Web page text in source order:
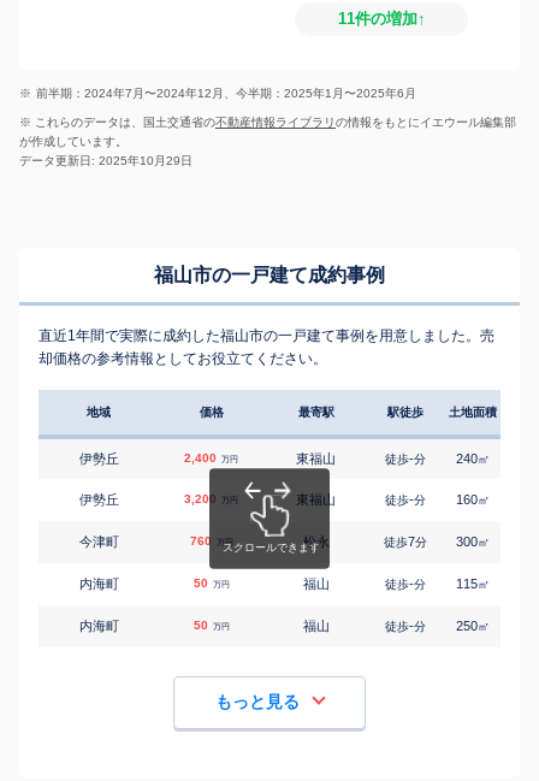
11件の増加↑
※ 前半期：2024年7月〜2024年12月、今半期：2025年1月〜2025年6月
※ これらのデータは、国土交通省の不動産情報ライブラリの情報をもとにイエウール編集部
が作成しています。
データ更新日: 2025年10月29日
福山市の一戸建て成約事例
直近1年間で実際に成約した福山市の一戸建て事例を用意しました。売
却価格の参考情報としてお役立てください。
地域 価格 最寄駅 駅徒歩 土地面積
伊勢丘 2,400 万円 東福山 徒歩-分 240㎡
伊勢丘 3,200 万円 東福山 徒歩-分 160㎡
今津町 760 万円 松永 徒歩7分 300㎡
内海町 50 万円 福山 徒歩-分 115㎡
内海町 50 万円 福山 徒歩-分 250㎡
もっと見る